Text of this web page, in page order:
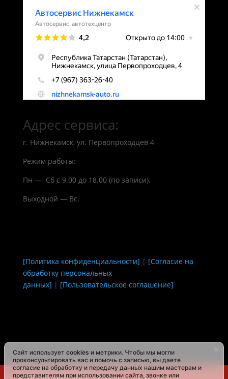
Адрес сервиса:
г. Нижнекамск, ул. Первопроходцев 4
Режим работы:
Пн — Сб с 9.00 до 18.00 (по записи).
Выходной — Вс.
[Политика конфиденциальности] | [Согласие на
обработку персональных
данных] | [Пользовательское соглашение]
Сайт использует cookies и метрики. Чтобы мы могли
проконсультировать вас и помочь с записью, вы даете
согласие на обработку и передачу данных нашим мастерам и
представителям при использовании сайта, звонке или